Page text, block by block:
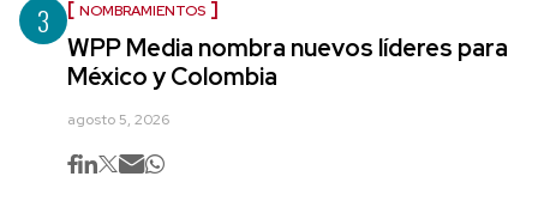
3 NOMBRAMIENTOS
WPP Media nombra nuevos líderes para
México y Colombia
agosto 5, 2026